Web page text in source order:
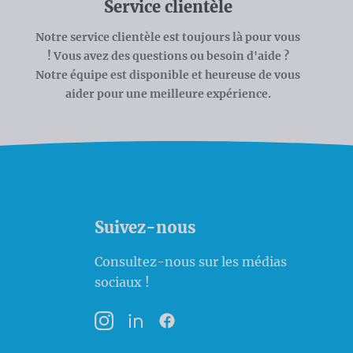
Service clientèle
Notre service clientèle est toujours là pour vous
! Vous avez des questions ou besoin d'aide ?
Notre équipe est disponible et heureuse de vous
aider pour une meilleure expérience.
Suivez-nous
Consultez-nous sur les médias
sociaux !
InstagramLinkedInFacebook